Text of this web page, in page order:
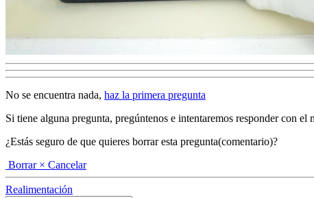
No se encuentra nada, haz la primera pregunta
Si tiene alguna pregunta, pregúntenos e intentaremos responder con
¿Estás seguro de que quieres borrar esta pregunta(comentario)?
Borrar × Cancelar
Realimentación